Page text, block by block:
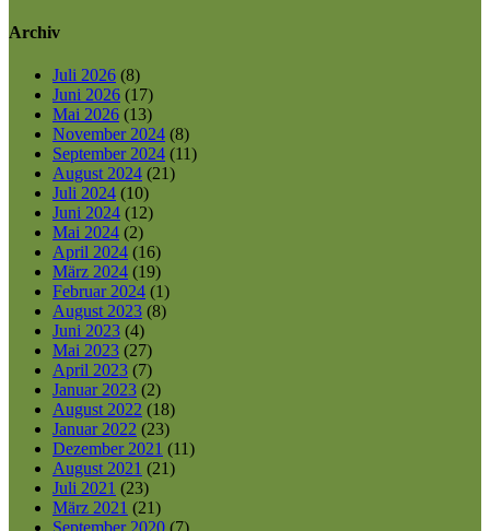
Archiv
Juli 2026 (8)
Juni 2026 (17)
Mai 2026 (13)
November 2024 (8)
September 2024 (11)
August 2024 (21)
Juli 2024 (10)
Juni 2024 (12)
Mai 2024 (2)
April 2024 (16)
März 2024 (19)
Februar 2024 (1)
August 2023 (8)
Juni 2023 (4)
Mai 2023 (27)
April 2023 (7)
Januar 2023 (2)
August 2022 (18)
Januar 2022 (23)
Dezember 2021 (11)
August 2021 (21)
Juli 2021 (23)
März 2021 (21)